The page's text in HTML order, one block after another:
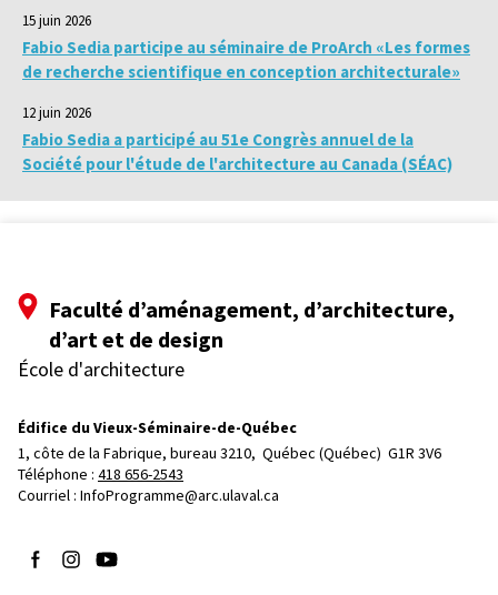
15 juin 2026
Fabio Sedia participe au séminaire de ProArch «Les formes
de recherche scientifique en conception architecturale»
12 juin 2026
Fabio Sedia a participé au 51e Congrès annuel de la
Société pour l'étude de l'architecture au Canada (SÉAC)
Faculté d’aménagement, d’architecture,
d’art et de design
École d'architecture
Édifice du Vieux-Séminaire-de-Québec
1, côte de la Fabrique, bureau 3210, Québec (Québec)  G1R 3V6
Téléphone : 418 656-2543
Courriel : InfoProgramme@arc.ulaval.ca
Suivez-nous sur Facebook
Suivez-nous sur Instagram
Suivez-nous sur YouTube